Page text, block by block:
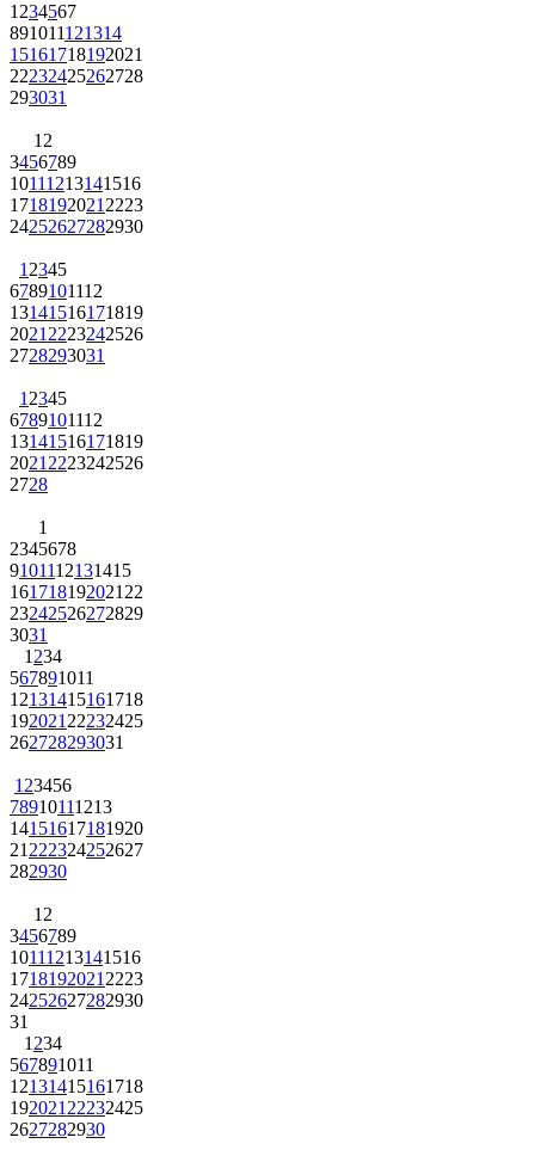
1234567
891011121314
15161718192021
22232425262728
293031
12
3456789
10111213141516
17181920212223
24252627282930
12345
6789101112
13141516171819
20212223242526
2728293031
12345
6789101112
13141516171819
20212223242526
2728
1
2345678
9101112131415
16171819202122
23242526272829
3031
1234
567891011
12131415161718
19202122232425
262728293031
123456
78910111213
14151617181920
21222324252627
282930
12
3456789
10111213141516
17181920212223
24252627282930
31
1234
567891011
12131415161718
19202122232425
2627282930